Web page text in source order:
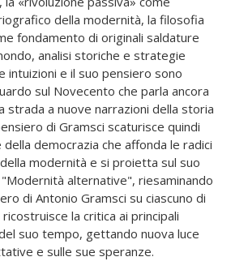
della modernità, la filosofia
fondamento di originali saldature
analisi storiche e strategie
intuizioni e il suo pensiero sono
sul Novecento che parla ancora
strada a nuove narrazioni della storia
di Gramsci scaturisce quindi
della democrazia che affonda le radici
modernità e si proietta sul suo
alternative", riesaminando
di Antonio Gramsci su ciascuno di
la critica ai principali
suo tempo, gettando nuova luce
e sulle sue speranze.